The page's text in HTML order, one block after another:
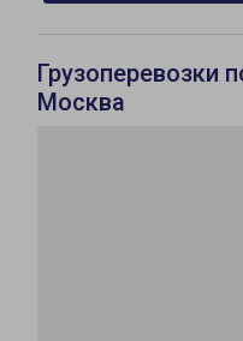
Грузоперевозки
Москва